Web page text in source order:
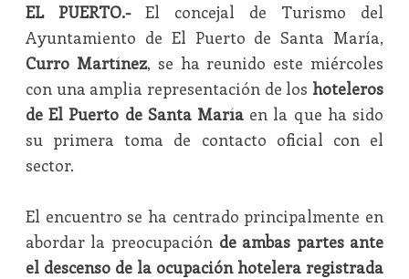
EL PUERTO.-El concejal de Turismo del
Ayuntamiento de El Puerto de Santa María,
Curro Martínez, se ha reunido este miércoles
con una amplia representación de los hoteleros
de El Puerto de Santa María en la que ha sido
su primera toma de contacto oficial con el
sector.
El encuentro se ha centrado principalmente en
abordar la preocupación de ambas partes ante
el descenso de la ocupación hotelera registrada